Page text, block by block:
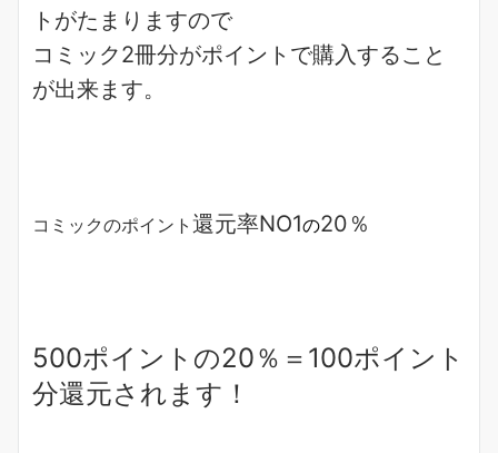
ト がたまりますので
コミック2冊分がポイント で購入すること
が出来ます。
コミックのポイント 還元率NO1の20％
500ポイントの20％＝100ポイント
分還元されます！